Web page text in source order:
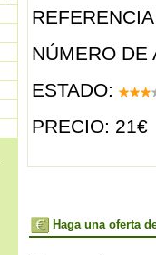
NÚMERO DE
ESTADO:
PRECIO: 21€
Haga una oferta